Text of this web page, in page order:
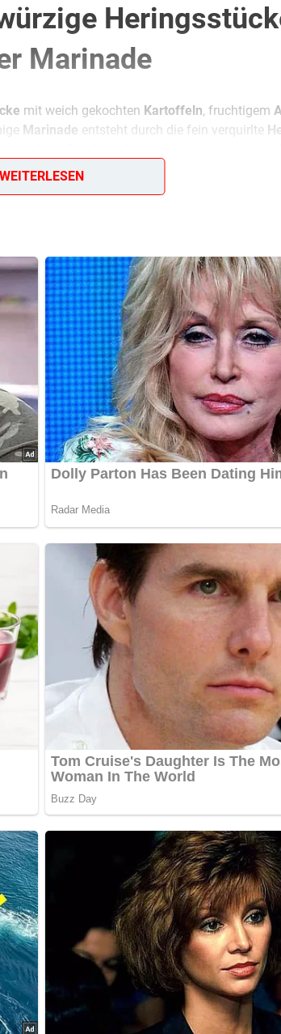
Marinade
mit weich gekochten Kartoffeln, fruchtigem
Marinade entsteht durch die fein verquirlte
Salat nach dem Mischen gut
Salat dekorativ angerichtet werden, zum
WEITERLESEN